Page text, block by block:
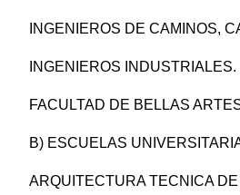
INGENIEROS DE CAMINOS,
INGENIEROS INDUSTRIALES.
FACULTAD DE BELLAS
B) ESCUELAS
ARQUITECTURA TECNICA